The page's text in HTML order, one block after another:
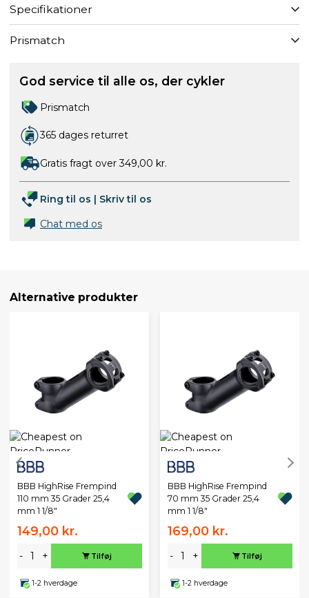
Specifikationer
Prismatch
God service til alle os, der cykler
Prismatch
365 dages returret
Gratis fragt over 349,00 kr.
Ring til os | Skriv til os
Chat med os
Alternative produkter
BBB HighRise Frempind
110 mm 35 Grader 25,4
mm 1 1/8"
149,00 kr.
- + Tilføj
1-2 hverdage
BBB HighRise Frempind
70 mm 35 Grader 25,4
mm 1 1/8"
169,00 kr.
- + Tilføj
1-2 hverdage